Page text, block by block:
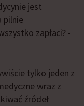
jest
pilnie
zapłaci? -
tylko jeden z
wraz z
źródeł